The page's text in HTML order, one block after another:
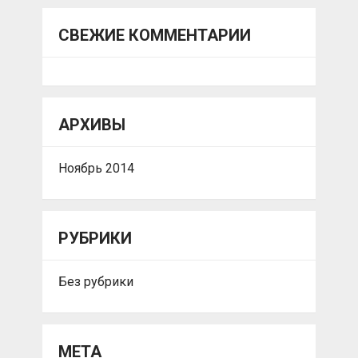
СВЕЖИЕ КОММЕНТАРИИ
АРХИВЫ
Ноябрь 2014
РУБРИКИ
Без рубрики
МЕТА